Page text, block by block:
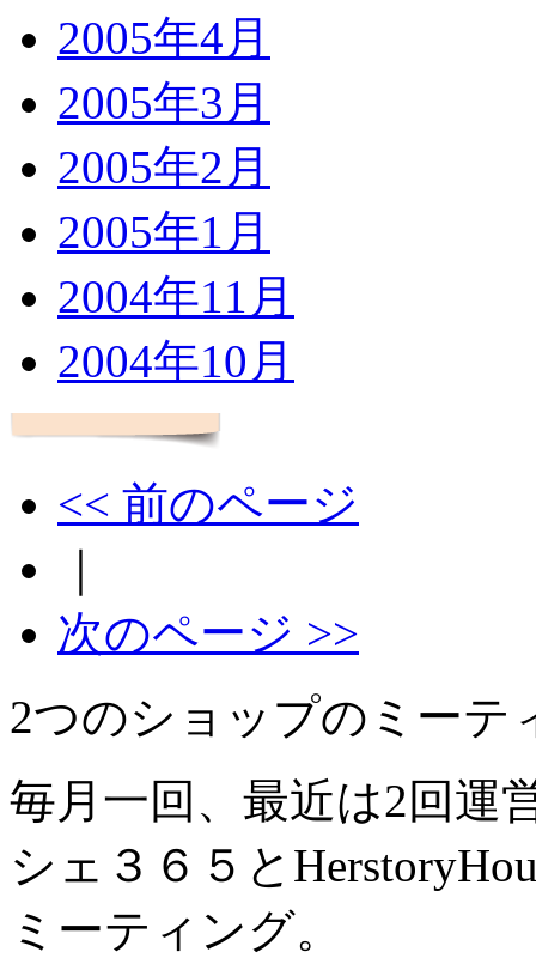
2005年4月
2005年3月
2005年2月
2005年1月
2004年11月
2004年10月
<< 前のページ
次のページ >>
2つのショップのミーテ
毎月一回、最近は2回運
シェ３６５と
ミーティング。